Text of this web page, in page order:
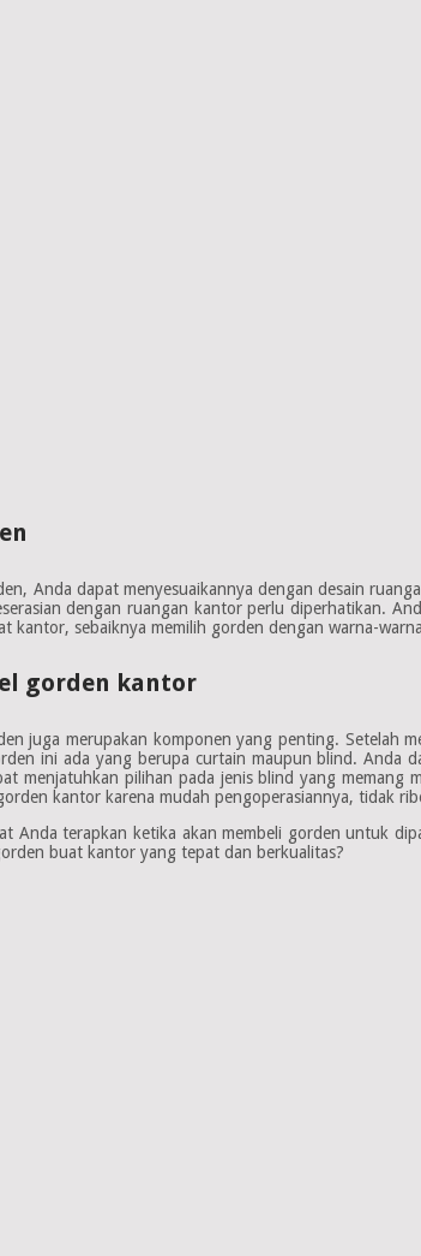
Anda dapat menyesuaikannya dengan desain
dengan ruangan kantor perlu diperhatikan.
kantor, sebaiknya memilih gorden dengan warna-
gorden kantor
juga merupakan komponen yang penting. Setelah
ini ada yang berupa curtain maupun blind. Anda
menjatuhkan pilihan pada jenis blind yang
kantor karena mudah pengoperasiannya, tidak
Anda terapkan ketika akan membeli gorden untuk
buat kantor yang tepat dan berkualitas?